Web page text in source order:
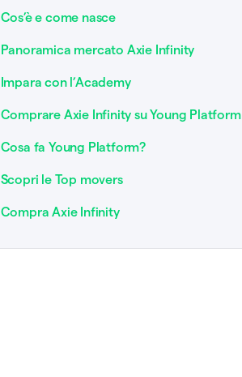
Cos’è e come nasce
Panoramica mercato Axie Infinity
Impara con l’Academy
Comprare Axie Infinity su Young Platform
Cosa fa Young Platform?
Scopri le Top movers
Compra Axie Infinity